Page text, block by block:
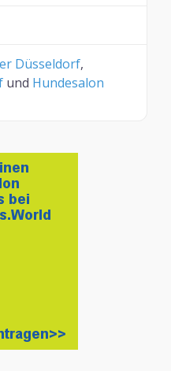
Düsseldorf,
und Hundesalon